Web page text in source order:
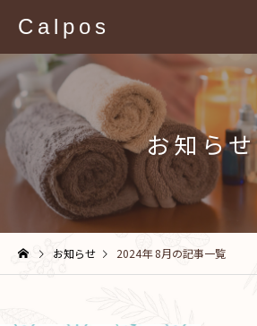
Calpos
お知らせ
お知らせ 2024年 8月の記事一覧